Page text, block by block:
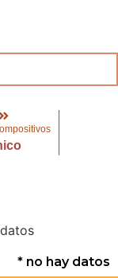
* no hay datos